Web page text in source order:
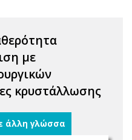
με
κρυστάλλωσης
άλλη γλώσσα